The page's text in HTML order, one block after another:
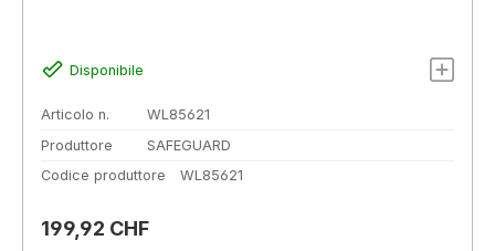
Disponibile
Articolo n.
WL85621
Produttore
SAFEGUARD
Codice produttore
WL85621
Prezzo normale:
199,92 CHF